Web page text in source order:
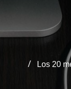
Los 20